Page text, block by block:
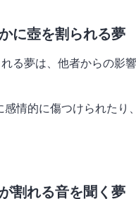
に壺を割られる夢
る夢は、他者からの影
感情的に傷つけられたり
割れる音を聞く夢